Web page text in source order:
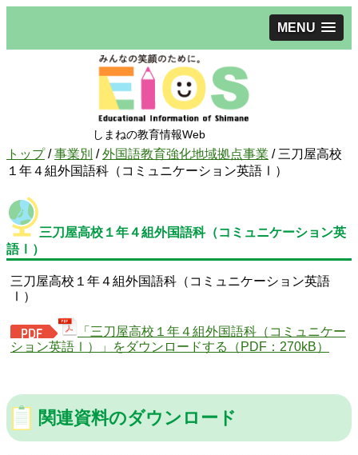
MENU
しまねの教育情報Web
現
在
位
置：
トップ/事業別 /外国語教育強化地域拠点事業 / 三刀屋高校
１年４組外国語科（コミュニケーション英語Ⅰ）
三刀屋高校１年４組外国語科（コミュニケーション英
語Ⅰ）
三刀屋高校１年４組外国語科（コミュニケーション英語
Ⅰ）
「三刀屋高校１年４組外国語科（コミュニケー
ション英語Ⅰ）」をダウンロードする（PDF：270kB）
関連資料のダウンロード